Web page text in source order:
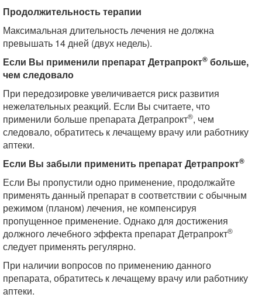
Продолжительность терапии
Максимальная длительность лечения не должна
превышать 14 дней (двух недель).
Если Вы применили препарат Детрапрокт® больше,
чем следовало
При передозировке увеличивается риск развития
нежелательных реакций. Если Вы считаете, что
применили больше препарата Детрапрокт®, чем
следовало, обратитесь к лечащему врачу или работнику
аптеки.
Если Вы забыли применить препарат Детрапрокт®
Если Вы пропустили одно применение, продолжайте
применять данный препарат в соответствии с обычным
режимом (планом) лечения, не компенсируя
пропущенное применение. Однако для достижения
должного лечебного эффекта препарат Детрапрокт®
следует применять регулярно.
При наличии вопросов по применению данного
препарата, обратитесь к лечащему врачу или работнику
аптеки.